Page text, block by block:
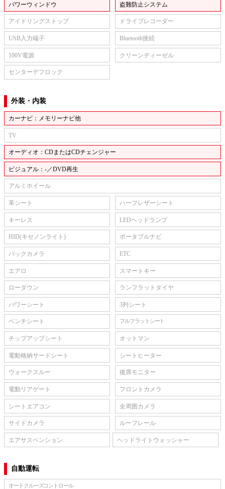
パワーウィンドウ 盗難防止システム
アイドリングストップ ドライブレコーダー
USB入力端子 Bluetooth接続
100V電源 クリーンディーゼル
センターデフロック
外装・内装
カーナビ：メモリーナビ他
TV
オーディオ：CDまたはCDチェンジャー
ビジュアル：-／DVD再生
アルミホイール
革シート ハーフレザーシート
キーレス LEDヘッドランプ
HID(キセノンライト) ポータブルナビ
バックカメラ ETC
エアロ スマートキー
ローダウン ランフラットタイヤ
パワーシート 3列シート
ベンチシート フルフラットシート
チップアップシート オットマン
電動格納サードシート シートヒーター
ウォークスルー 後席モニター
電動リアゲート フロントカメラ
シートエアコン 全周囲カメラ
サイドカメラ ルーフレール
エアサスペンション ヘッドライトウォッシャー
自動運転
オートクルーズコントロール